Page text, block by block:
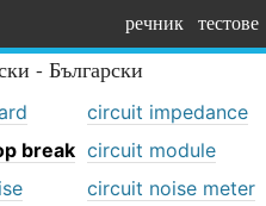
речник тестове
- Български
circuit impedance
break circuit module
circuit noise meter